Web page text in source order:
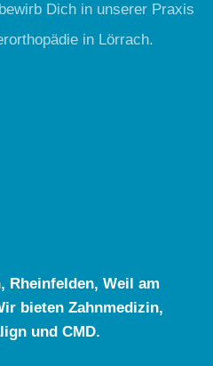
Dich in unserer Praxis
in Lörrach.
Rheinfelden, Weil am
bieten Zahnmedizin,
und CMD.